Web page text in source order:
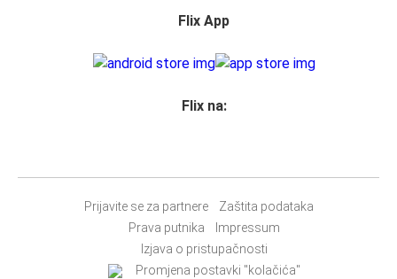
Flix App
Flix na:
Prijavite se za partnere
Zaštita podataka
Prava putnika
Impressum
Izjava o pristupačnosti
Promjena postavki "kolačića"